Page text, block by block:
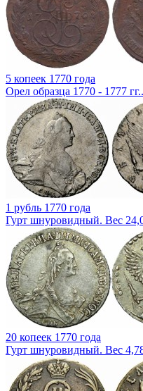
5 копеек 1770 года
Орел образца 1770 - 1777
1 рубль 1770 года
Гурт шнуровидный. Вес
20 копеек 1770 года
Гурт шнуровидный. Вес